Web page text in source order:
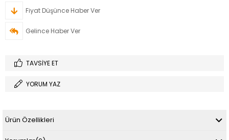
Fiyat Düşünce Haber Ver
Gelince Haber Ver
TAVSIYE ET
YORUM YAZ
Ürün Özellikleri